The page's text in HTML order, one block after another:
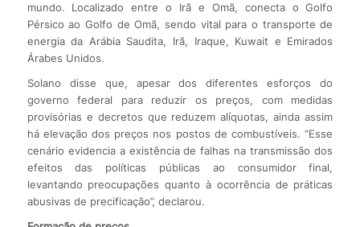
mundo. Localizado entre o Irã e Omã, conecta o Golfo
Pérsico ao Golfo de Omã, sendo vital para o transporte de
energia da Arábia Saudita, Irã, Iraque, Kuwait e Emirados
Árabes Unidos.
Solano disse que, apesar dos diferentes esforços do
governo federal para reduzir os preços, com medidas
provisórias e decretos que reduzem alíquotas, ainda assim
há elevação dos preços nos postos de combustíveis. “Esse
cenário evidencia a existência de falhas na transmissão dos
efeitos das políticas públicas ao consumidor final,
levantando preocupações quanto à ocorrência de práticas
abusivas de precificação”, declarou.